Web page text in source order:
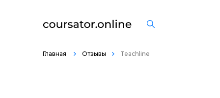
Главная Отзывы Teachline